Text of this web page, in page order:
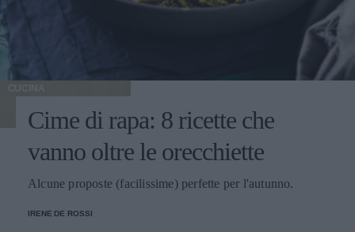
CUCINA
Cime di rapa: 8 ricette che
vanno oltre le orecchiette
Alcune proposte (facilissime) perfette per l'autunno.
IRENE DE ROSSI